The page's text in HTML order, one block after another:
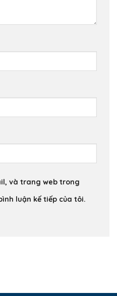
và trang web trong
luận kế tiếp của tôi.